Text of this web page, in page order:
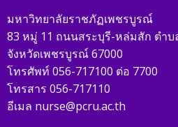
มหาวิทยาลัยราชภัฏเพชรบูรณ์
83 หมู่ 11 ถนนสระบุรี-หล่มสัก ตำบ
จังหวัดเพชรบูรณ์ 67000
โทรศัพท์ 056-717100 ต่อ 7700
โทรสาร 056-717110
อีเมล nurse@pcru.ac.th